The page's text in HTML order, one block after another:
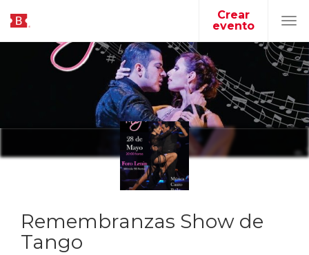
Crear
evento
Remembranzas Show de
Tango